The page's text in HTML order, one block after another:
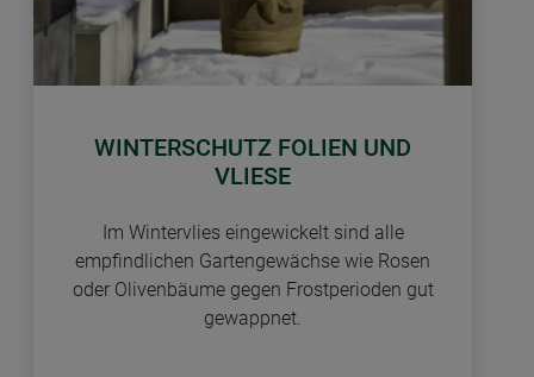
WINTERSCHUTZ FOLIEN UND
VLIESE
Im Wintervlies eingewickelt sind alle
empfindlichen Gartengewächse wie Rosen
oder Olivenbäume gegen Frostperioden gut
gewappnet.